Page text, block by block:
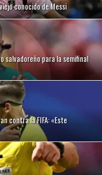
conocido de Messi
salvadoreño para la semifinal
contra la FIFA: «Este